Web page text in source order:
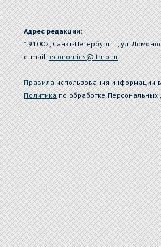
Адрес редакции:
191002, Санкт-Петербург г., ул.
e-mail:economics@itmo.ru
Правилаиспользования информации
Политикапо обработке Персональных